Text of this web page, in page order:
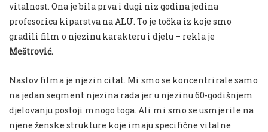
vitalnost. Ona je bila prva i dugi niz godina jedina
profesorica kiparstva na ALU. To je točka iz koje smo
gradili film o njezinu karakteru i djelu – rekla je
Meštrović.
Naslov filma je njezin citat. Mi smo se koncentrirale samo
na jedan segment njezina rada jer u njezinu 60-godišnjem
djelovanju postoji mnogo toga. Ali mi smo se usmjerile na
njene ženske strukture koje imaju specifične vitalne